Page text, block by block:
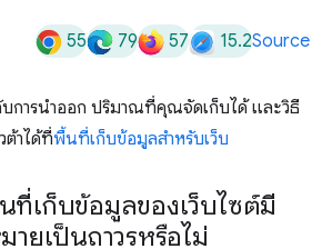
55 79 57 15.2Source
บการนำออก ปริมาณที่คุณจัดเก็บได้ และวิธี
ต้าได้ที่พื้นที่เก็บข้อมูลสำหรับเว็บ
ที่เก็บข้อมูลของเว็บไซต์มี
ายเป็นถาวรหรือไม่